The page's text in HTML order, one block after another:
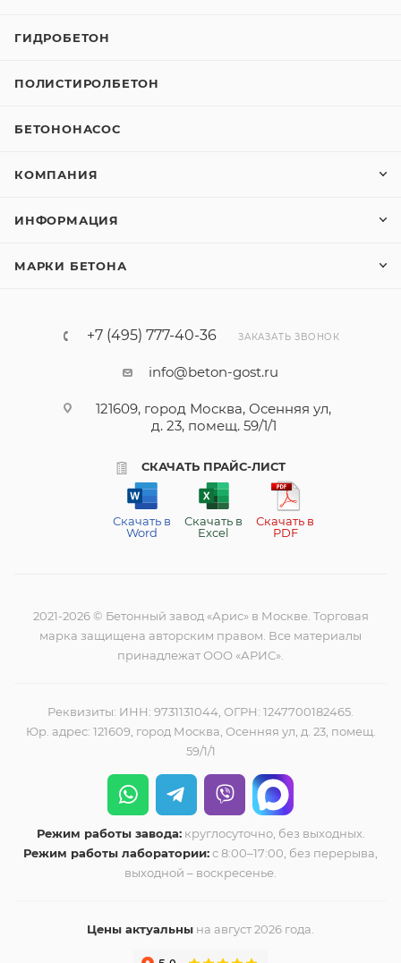
ГИДРОБЕТОН
ПОЛИСТИРОЛБЕТОН
БЕТОНОНАСОС
КОМПАНИЯ
ИНФОРМАЦИЯ
МАРКИ БЕТОНА
+7 (495) 777-40-36 ЗАКАЗАТЬ ЗВОНОК
info@beton-gost.ru
121609, город Москва, Осенняя ул,
д. 23, помещ. 59/1/1
СКАЧАТЬ ПРАЙС-ЛИСТ
Скачать в
Word
Скачать в
Excel
Скачать в
PDF
2021-2026 © Бетонный завод «Арис» в Москве. Торговая
марка защищена авторским правом. Все материалы
принадлежат ООО «АРИС».
Реквизиты: ИНН: 9731131044, ОГРН: 1247700182465.
Юр. адрес: 121609, город Москва, Осенняя ул, д. 23, помещ.
59/1/1
Режим работы завода:круглосуточно, без выходных.
Режим работы лаборатории:с 8:00–17:00, без перерыва,
выходной – воскресенье.
Цены актуальны на август 2026 года.